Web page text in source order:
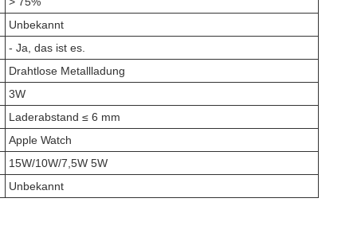
Unbekannt
- Ja, das ist es.
Drahtlose Metallladung
3W
Laderabstand ≤ 6 mm
Apple Watch
15W/10W/7,5W 5W
Unbekannt